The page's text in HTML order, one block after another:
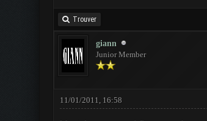
Trouver
giann
Junior Member
11/01/2011, 16:58